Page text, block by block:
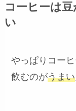
コーヒーは
い
やっぱりコー
飲むのがうまい